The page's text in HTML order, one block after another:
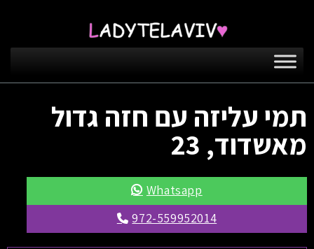
תמי עליזה עם חזה גדול
מאשדוד, 23
Whatsapp
972-559952014